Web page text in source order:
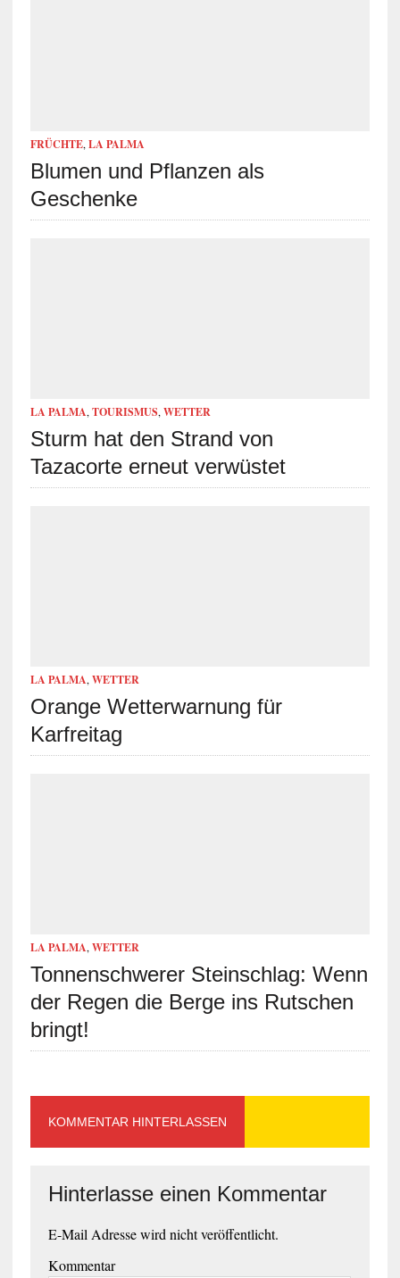
FRÜCHTE, LA PALMA
Blumen und Pflanzen als
Geschenke
LA PALMA, TOURISMUS, WETTER
Sturm hat den Strand von
Tazacorte erneut verwüstet
LA PALMA, WETTER
Orange Wetterwarnung für
Karfreitag
LA PALMA, WETTER
Tonnenschwerer Steinschlag: Wenn
der Regen die Berge ins Rutschen
bringt!
KOMMENTAR HINTERLASSEN
Hinterlasse einen Kommentar
E-Mail Adresse wird nicht veröffentlicht.
Kommentar